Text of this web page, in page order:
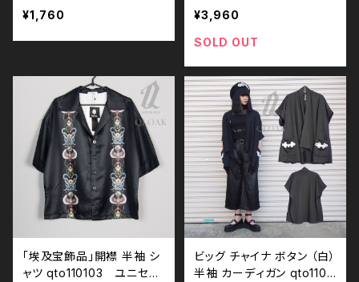
¥1,760
プ qto110008 モノトー
ン ブラックコーデ 黒コーデ
モード 系 ゴス ゴシック ゴ
韓国ファッション ストリート
系 原宿 個性的 drughone
y ドラッグハニー drug hon
ey
¥3,960
SOLD OUT
「埃及宝飾品」開襟 半袖 シ
ャツ qto110103 ユニセッ
ビッグ チャイナ ボタン （白）
半袖 カーディガン qto1100